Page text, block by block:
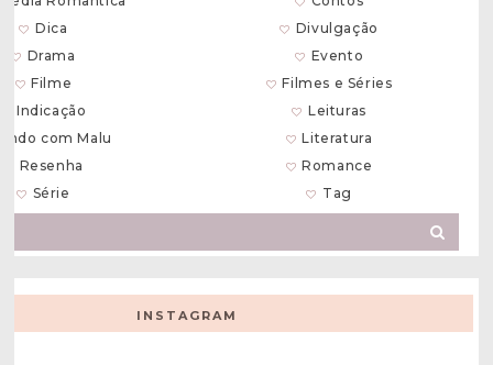
Dica
Divulgação
Drama
Evento
Filme
Filmes e Séries
Indicação
Leituras
com Malu
Literatura
Resenha
Romance
Série
Tag
INSTAGRAM